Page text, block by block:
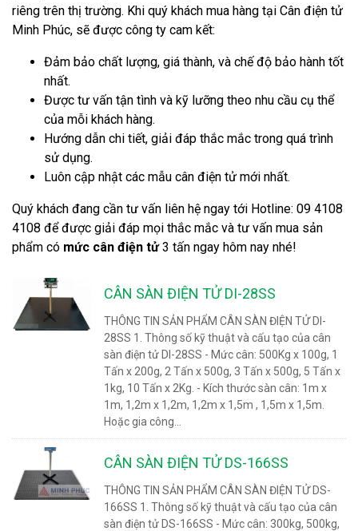
riêng trên thị trường. Khi quý khách mua hàng tại Cân điện tử
Minh Phúc, sẽ được công ty cam kết:
Đảm bảo chất lượng, giá thành, và chế độ bảo hành tốt
nhất.
Được tư vấn tận tình và kỹ lưỡng theo nhu cầu cụ thể
của mỗi khách hàng.
Hướng dẫn chi tiết, giải đáp thắc mắc trong quá trình
sử dụng.
Luôn cập nhật các mẫu cân điện tử mới nhất.
Quý khách đang cần tư vấn liên hệ ngay tới Hotline: 09 4108
4108 để được giải đáp mọi thắc mắc và tư vấn mua sản
phẩm có mức cân điện tử3 tấn ngay hôm nay nhé!
CÂN SÀN ĐIỆN TỬ DI-28SS
THÔNG TIN SẢN PHẨM CÂN SÀN ĐIỆN TỬ DI-
28SS 1. Thông số kỹ thuật và cấu tạo của cân
sàn điện tử DI-28SS - Mức cân: 500Kg x 100g, 1
Tấn x 200g, 2 Tấn x 500g, 3 Tấn x 500g, 5 Tấn x
1kg, 10 Tấn x 2Kg. - Kích thước sàn cân: 1m x
1m, 1,2m x 1,2m, 1,2m x 1,5m , 1,5m x 1,5m.
Hoặc gia công...
CÂN SÀN ĐIỆN TỬ DS-166SS
THÔNG TIN SẢN PHẨM CÂN SÀN ĐIỆN TỬ DS-
166SS 1. Thông số kỹ thuật và cấu tạo của cân
sàn điện tử DS-166SS - Mức cân: 300kg, 500kg,